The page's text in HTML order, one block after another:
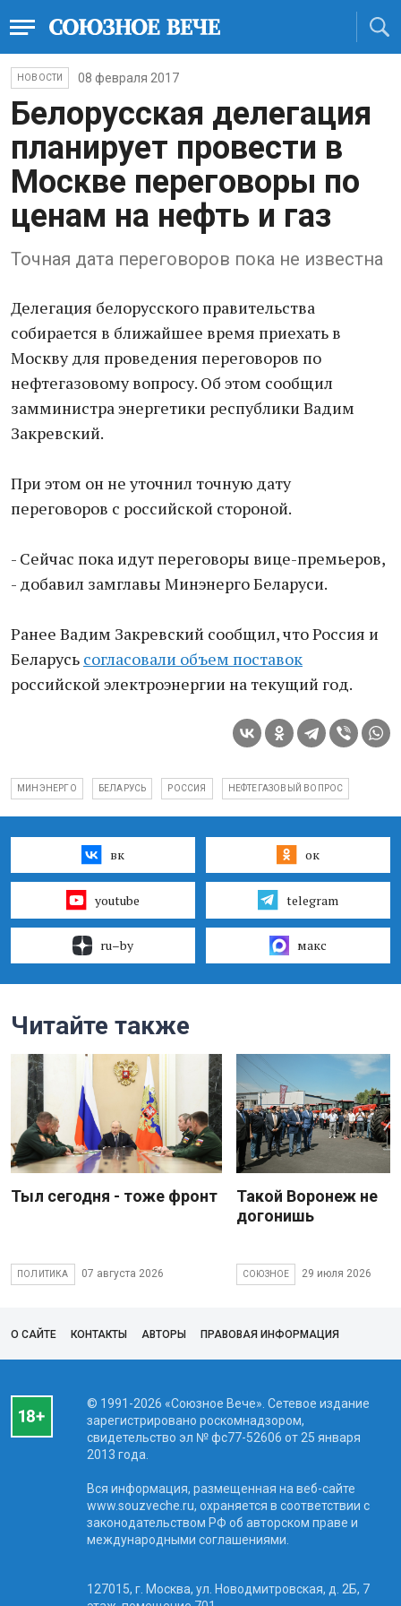
НОВОСТИ 08 февраля 2017
Белорусская делегация
планирует провести в
Москве переговоры по
ценам на нефть и газ
Точная дата переговоров пока не известна
Делегация белорусского правительства
собирается в ближайшее время приехать в
Москву для проведения переговоров по
нефтегазовому вопросу. Об этом сообщил
замминистра энергетики республики Вадим
Закревский.
При этом он не уточнил точную дату
переговоров с российской стороной.
- Сейчас пока идут переговоры вице-премьеров,
- добавил замглавы Минэнерго Беларуси.
Ранее Вадим Закревский сообщил, что Россия и
Беларусь согласовали объем поставок
российской электроэнергии на текущий год.
МИНЭНЕРГО БЕЛАРУСЬ РОССИЯ НЕФТЕГАЗОВЫЙ ВОПРОС
вк ок
youtube telegram
ru–by макс
Читайте также
Тыл сегодня - тоже фронт
ПОЛИТИКА 07 августа 2026
Такой Воронеж не
догонишь
СОЮЗНОЕ 29 июля 2026
О САЙТЕ КОНТАКТЫ АВТОРЫ ПРАВОВАЯ ИНФОРМАЦИЯ
© 1991-2026 «Союзное Вече». Сетевое издание
зарегистрировано роскомнадзором,
свидетельство эл № фc77-52606 от 25 января
2013 года.
Вся информация, размещенная на веб-сайте
www.souzveche.ru, охраняется в соответствии с
законодательством РФ об авторском праве и
международными соглашениями.
127015, г. Москва, ул. Новодмитровская, д. 2Б, 7